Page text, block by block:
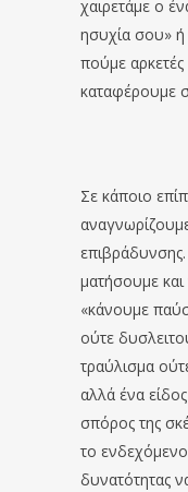
χαιρετάμε ο
ησυχία σου» ή
πούμε
καταφέρουμε
Σε κάποιο
ματήσουμε
«κάνουμε
ούτε
τραύλισμα
αλλά ένα
σπόρος της
το
δυνατότητας